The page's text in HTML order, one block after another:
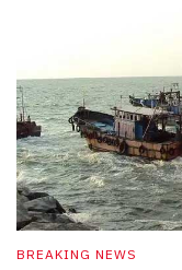
BREAKING NEWS